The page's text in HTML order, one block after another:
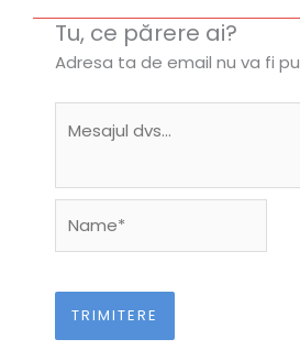
Tu, ce părere ai?
Adresa ta de email nu va fi